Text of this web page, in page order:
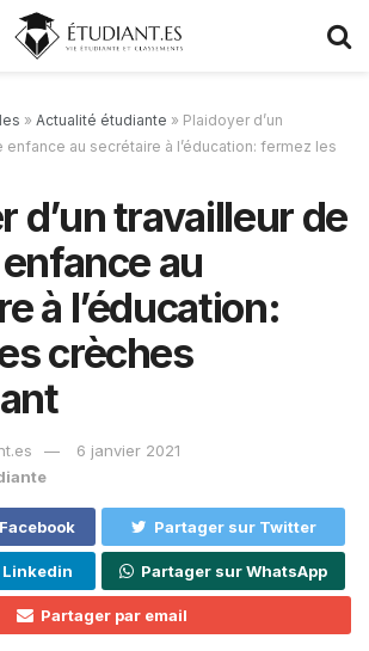
» Actualité étudiante » Plaidoyer d’un
au secrétaire à l’éducation: fermez les
d’un travailleur de
au
à l’éducation:
crèches
6 janvier 2021
Partager sur Twitter
Partager sur WhatsApp
Partager par email